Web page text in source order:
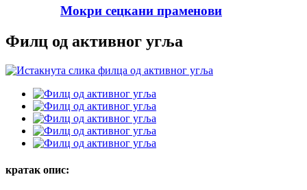
Мокри сецкани праменови
Филц од активног угља
кратак опис: